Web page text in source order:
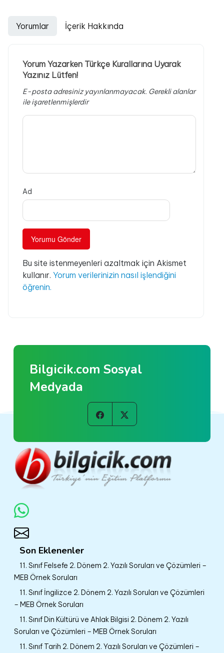
Yorumlar İçerik Hakkında
Yorum Yazarken Türkçe Kurallarına Uyarak
Yazınız Lütfen!
E-posta adresiniz yayınlanmayacak. Gerekli alanlar
ile işaretlenmişlerdir
Ad
Bu site istenmeyenleri azaltmak için Akismet
kullanır. Yorum verilerinizin nasıl işlendiğini
öğrenin.
Bilgicik.com Sosyal
Medyada
Son Eklenenler
11. Sınıf Felsefe 2. Dönem 2. Yazılı Soruları ve Çözümleri –
MEB Örnek Soruları
11. Sınıf İngilizce 2. Dönem 2. Yazılı Soruları ve Çözümleri
– MEB Örnek Soruları
11. Sınıf Din Kültürü ve Ahlak Bilgisi 2. Dönem 2. Yazılı
Soruları ve Çözümleri – MEB Örnek Soruları
11. Sınıf Tarih 2. Dönem 2. Yazılı Soruları ve Çözümleri –